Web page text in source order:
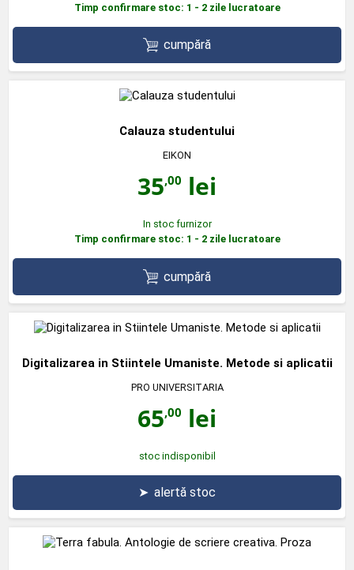
Timp confirmare stoc: 1 - 2 zile lucratoare
cumpără
Calauza studentului
EIKON
35,00 lei
In stoc furnizor
Timp confirmare stoc: 1 - 2 zile lucratoare
cumpără
Digitalizarea in Stiintele Umaniste. Metode si aplicatii
PRO UNIVERSITARIA
65,00 lei
stoc indisponibil
➤ alertă stoc